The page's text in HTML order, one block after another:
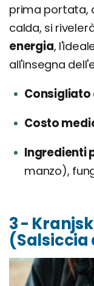
prima portata,
calda, si
energia,
all'insegna
Consigliato
Costo
Ingredienti
manzo),
3 -